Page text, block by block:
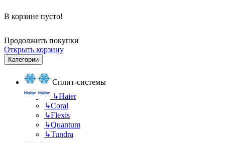
В корзине пусто!
Продолжить покупки
Открыть корзину
Категории
Сплит-системы
↳Haier
↳Coral
↳Flexis
↳Quantum
↳Tundra